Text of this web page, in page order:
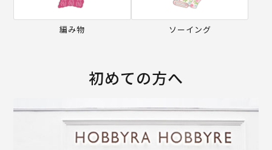
編み物 ソーイング
初めての方へ